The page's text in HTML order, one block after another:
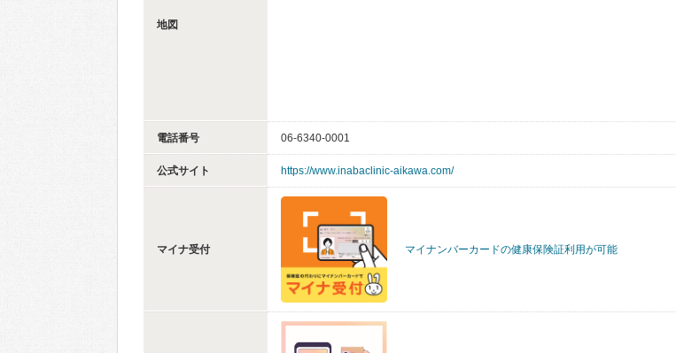
地図
電話番号 06-6340-0001
公式サイト https://www.inabaclinic-aikawa.com/
マイナ受付 マイナンバーカードの健康保険証利用が可能